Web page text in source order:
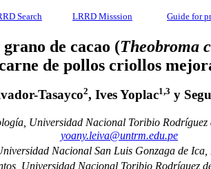
Search LRRD Misssion Guide for
de cacao (Theobroma
de pollos criollos
Tasayco2, Ives Yoplac1,3 y
Universidad Nacional Toribio
yoany.leiva@untrm.edu.pe
Nacional San Luis Gonzaga de Ica,
Universidad Nacional Toribio Rodríguez